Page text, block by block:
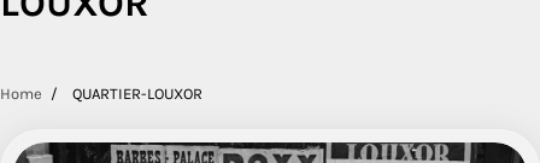
Home QUARTIER-LOUXOR